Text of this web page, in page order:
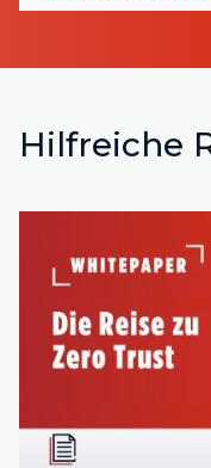
Hilfreiche